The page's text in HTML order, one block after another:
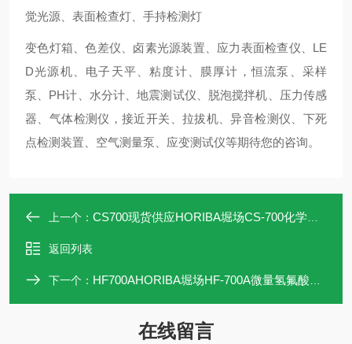
觉光源、表面检查灯、手持检测灯
变色灯箱、色差仪、卤素光源装置、应力表面检查仪、LE
D光源机、电子天平、粘度计、膜厚计，恒流泵、采样
泵、PH计、水分计、地震测试仪、脱泡搅拌机、压力传感
器、气体检测仪，接近开关、拉拔机、异音检测仪、下死
点检测装置、空气测量泵、应变测试仪等期待您的咨询。
上一个： CS700现货供应HORIBA堀场CS-700化学浓度监测仪
返回列表
下一个： HF700AHORIBA堀场HF-700A微量氢氟酸浓度监测仪
在线留言